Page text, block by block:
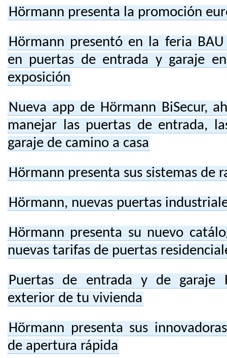
Hörmann presenta la promoción
Hörmann presentó en la feria
en puertas de entrada y garaje
exposición
Nueva app de Hörmann BiSecur,
manejar las puertas de entrada,
garaje de camino a casa
Hörmann presenta sus sistemas de
Hörmann, nuevas puertas
Hörmann presenta su nuevo
nuevas tarifas de puertas
Puertas de entrada y de garaje
exterior de tu vivienda
Hörmann presenta sus
de apertura rápida